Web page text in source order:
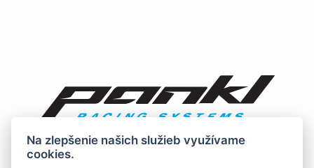
Na zlepšenie našich služieb využívame
cookies.